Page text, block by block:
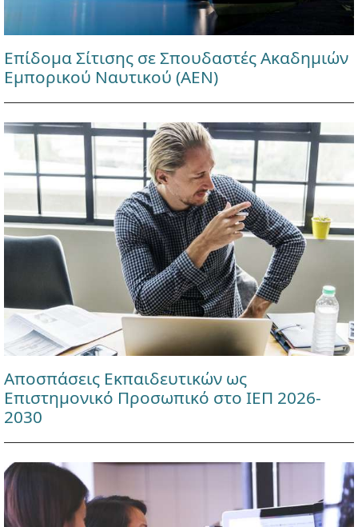
Επίδομα Σίτισης σε Σπουδαστές Ακαδημιών
Εμπορικού Ναυτικού (ΑΕΝ)
Αποσπάσεις Εκπαιδευτικών ως
Επιστημονικό Προσωπικό στο ΙΕΠ 2026-
2030